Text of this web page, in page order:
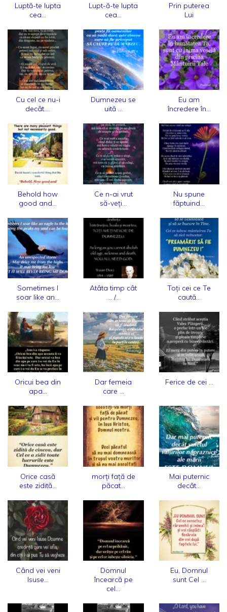
Luptă-te lupta
cea...
Lupt-ă-te lupta
cea...
Prin puterea
Lui
Cu cel ce nu-i
decât....
Dumnezeu se
uită ...
Eu am
încredere în...
Behold how
good and...
Ce n-ai vrut
să-veți...
Nu spune
făptuind...
Sometimes I
soar like an...
Atâta timp cât
... /...
Toți cei ce Te
caută...
Oricui bea din
apa...
Dar femeia
care ...
Ferice de cei ...
Orice casă
este zidită...
morți față de
păcat...
Mai puternic
decât...
Când vei veni
Isuse...
Domnul
încearcă pe
cel...
Eu, Domnul
sunt Cel ...